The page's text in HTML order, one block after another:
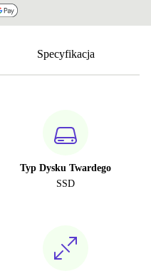
Specyfikacja
Typ Dysku Twardego
SSD